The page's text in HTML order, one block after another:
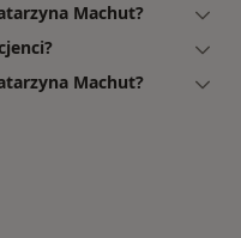
Machut?
Machut?